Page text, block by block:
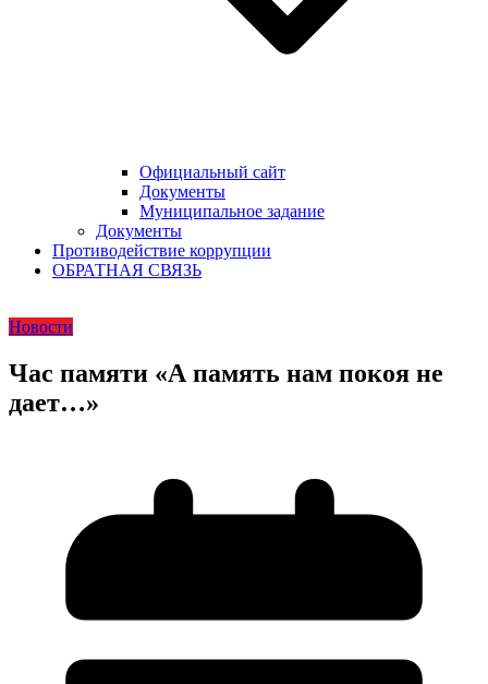
Официальный сайт
Документы
Муниципальное задание
Документы
Противодействие коррупции
ОБРАТНАЯ СВЯЗЬ
Новости
Час памяти «А память нам покоя не
дает…»